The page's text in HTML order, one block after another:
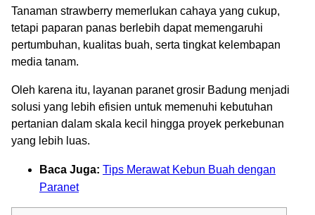
Tanaman strawberry memerlukan cahaya yang cukup,
tetapi paparan panas berlebih dapat memengaruhi
pertumbuhan, kualitas buah, serta tingkat kelembapan
media tanam.
Oleh karena itu, layanan paranet grosir Badung menjadi
solusi yang lebih efisien untuk memenuhi kebutuhan
pertanian dalam skala kecil hingga proyek perkebunan
yang lebih luas.
Baca Juga: Tips Merawat Kebun Buah dengan
Paranet